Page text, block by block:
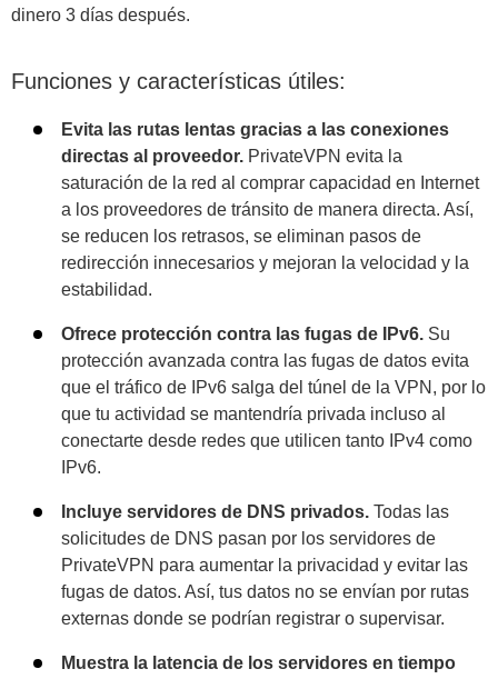
dinero 3 días después.
Funciones y características útiles:
Evita las rutas lentas gracias a las conexiones
directas al proveedor. PrivateVPN evita la
saturación de la red al comprar capacidad en Internet
a los proveedores de tránsito de manera directa. Así,
se reducen los retrasos, se eliminan pasos de
redirección innecesarios y mejoran la velocidad y la
estabilidad.
Ofrece protección contra las fugas de IPv6. Su
protección avanzada contra las fugas de datos evita
que el tráfico de IPv6 salga del túnel de la VPN, por lo
que tu actividad se mantendría privada incluso al
conectarte desde redes que utilicen tanto IPv4 como
IPv6.
Incluye servidores de DNS privados. Todas las
solicitudes de DNS pasan por los servidores de
PrivateVPN para aumentar la privacidad y evitar las
fugas de datos. Así, tus datos no se envían por rutas
externas donde se podrían registrar o supervisar.
Muestra la latencia de los servidores en tiempo